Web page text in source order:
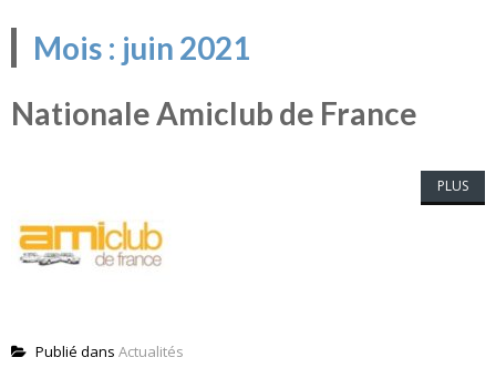
Mois : juin 2021
Nationale Amiclub de France
PLUS
Publié dans Actualités